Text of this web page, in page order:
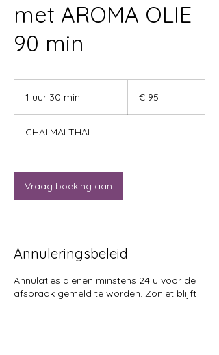
met AROMA OLIE
90 min
1 uur 30 min.
3
0
i
n
.
€ 95
CHAI MAI THAI
Vraag boeking aan
Annuleringsbeleid
Annulaties dienen minstens 24 u voor de
afspraak gemeld te worden. Zoniet blijft